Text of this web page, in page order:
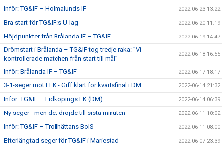
Inför: TG&IF – Holmalunds IF 2022-06-23 13:22
Bra start för TG&IF:s U-lag 2022-06-20 11:19
Höjdpunkter från Brålanda IF – TG&IF 2022-06-19 14:47
Drömstart i Brålanda – TG&IF tog tredje raka: ”Vi
kontrollerade matchen från start till mål”
2022-06-18 16:55
Inför: Brålanda IF – TG&IF 2022-06-17 18:17
3-1-seger mot LFK - Giff klart för kvartsfinal i DM 2022-06-14 21:32
Inför: TG&IF – Lidköpings FK (DM) 2022-06-14 06:39
Ny seger - men det dröjde till sista minuten 2022-06-11 18:02
Inför: TG&IF – Trollhättans BoIS 2022-06-11 08:00
Efterlängtad seger för TG&IF i Mariestad 2022-06-07 23:39